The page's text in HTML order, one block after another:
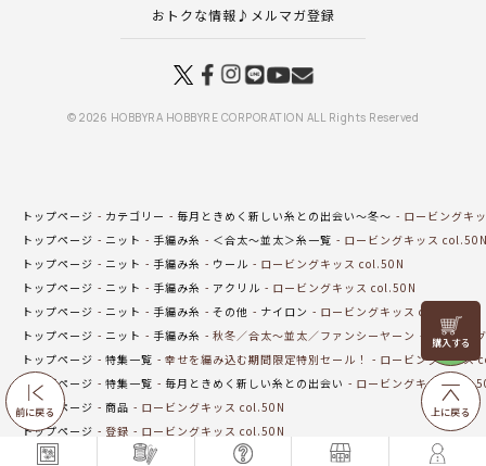
前に戻る
リリヤン
フェア
上に戻る
おトクな情報♪メルマガ登録
© 2026 HOBBYRA HOBBYRE CORPORATION ALL Rights Reserved
トップページ カテゴリー 毎月ときめく新しい糸との出会い～冬～
ロービングキ
トップページ
ニット 手編み糸 ＜合太～並太＞糸一覧
ロービングキッス
トップページ
ニット 手編み糸 ウール
ロービングキッス col.50N
トップページ
ニット 手編み糸 アクリル
ロービングキッス col.50N
トップページ
ニット 手編み糸 その他 ナイロン
ロービングキッス col.50N
トップページ
ニット 手編み糸 秋冬／合太～並太／ファンシーヤーン
ロービン
トップページ
特集一覧 幸せを編み込む期間限定特別セール！
ロービングキッス
トップページ
特集一覧 毎月ときめく新しい糸との出会い
ロービングキッス
トップページ
商品
ロービングキッス col.50N
トップページ
登録
ロービングキッス col.50N
トップページ
ニット 手編み糸 ロービングキッス ロービングキッス col.50N